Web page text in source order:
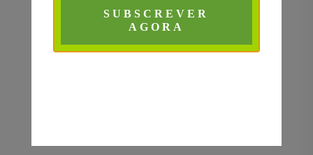
SUBSCREVER
AGORA